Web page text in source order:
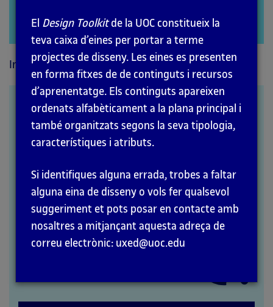
Inici Mètodes
Benchmarking
MÈTODES
El Design Toolkitde la UOC constitueix la
teva caixa d’eines per portar a terme
projectes de disseny. Les eines es presenten
en forma fitxes de de continguts i recursos
d’aprenentatge. Els continguts apareixen
ordenats alfabèticament a la plana principal i
també organitzats segons la seva tipologia,
característiques i atributs.
Si identifiques alguna errada, trobes a faltar
alguna eina de disseny o vols fer qualsevol
suggeriment et pots posar en contacte amb
nosaltres a mitjançant aquesta adreça de
correu electrònic: uxed@uoc.edu